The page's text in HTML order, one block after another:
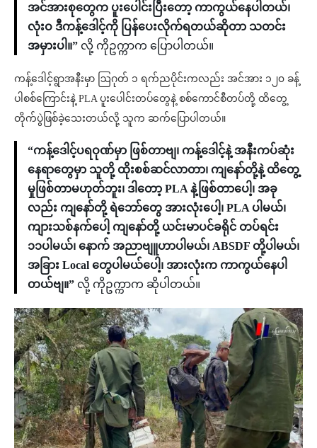
အင်အားစုတွေက ပူးပေါင်းပြီးတော့ ကာကွယ်နေပါတယ်၊
လုံးဝ ဒီကန့်ဒေါင့်ကို ပြန်ပေးလိုက်ရတယ်ဆိုတာ သတင်း
အမှားပါ။” လို့ ကိုဥက္ကာက ပြောပါတယ်။
ကန့်ဒေါင့်ရွာအနီးမှာ ဩဂုတ် ၁ ရက်ညပိုင်းကလည်း အင်အား ၁၂၀ ခန့်
ပါစစ်ကြောင်းနဲ့ PLA ပူးပေါင်းတပ်တွေနဲ့ စစ်ကောင်စီတပ်တို့ ထိတွေ့
တိုက်ပွဲဖြစ်ခဲ့သေးတယ်လို့ သူက ဆက်ပြောပါတယ်။
“ကန့်ဒေါင့်ပရဝုဏ်မှာ ဖြစ်တာဗျ၊ ကန့်ဒေါင့်နဲ့ အနီးကပ်ဆုံး
နေရာတွေမှာ သူတို့ ထိုးစစ်ဆင်လာတာ၊ ကျနော်တို့နဲ့ ထိတွေ့
မှုဖြစ်တာမဟုတ်ဘူး၊ ဒါတော့ PLA နဲ့ဖြစ်တာပေါ့၊ အခု
လည်း ကျနော်တို့ ရဲဘော်တွေ အားလုံးပေါ့၊ PLA ပါမယ်၊
ကျားသစ်နက်ပေါ့ ကျနော်တို့ ယင်းမာပင်ခရိုင် တပ်ရင်း
၁၁ပါမယ်၊ နောက် အညာဗျူဟာပါမယ်၊ ABSDF တို့ပါမယ်၊
အခြား Local တွေပါမယ်ပေါ့၊ အားလုံးက ကာကွယ်နေပါ
တယ်ဗျ။” လို့ ကိုဥက္ကာက ဆိုပါတယ်။